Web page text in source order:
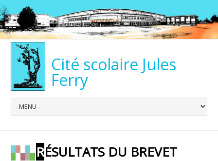
Cité scolaire Jules
Ferry
RÉSULTATS DU BREVET